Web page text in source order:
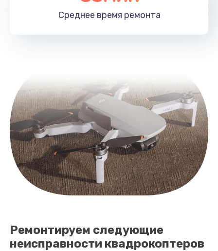
Среднее время ремонта
Ремонтируем следующие
неисправности квадрокоптеров